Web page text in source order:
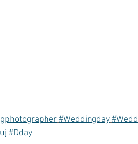
#Weddingday
#Dday